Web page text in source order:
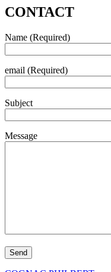
CONTACT
Name (Required)
email (Required)
Subject
Message